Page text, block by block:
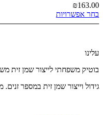
בעמוד
המוצר
₪163.00
בחר אפשרויות
זה
לבחור
האפשרויות
בעמוד
עלינו
בוטיק משפחתי לייצור שמן זית משנת 2008, ממוקם בלב
גידול וייצור שמן זית במספר